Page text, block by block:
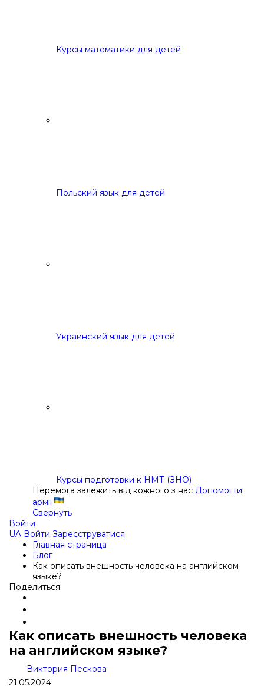
Курсы математики для детей
Польский язык для детей
Украинский язык для детей
Курсы подготовки к НМТ (ЗНО)
Перемога залежить від кожного з нас Допомогти
армії
Свернуть
Войти
UA Войти Зареєструватися
Главная страница
Блог
Как описать внешность человека на английском
языке?
Поделиться:
Как описать внешность человека
на английском языке?
Виктория Пескова
21.05.2024